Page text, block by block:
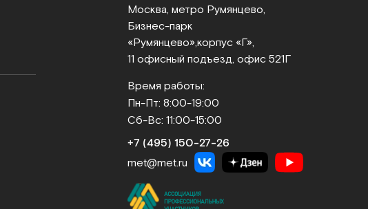
Москва, метро Румянцево,
Бизнес‑парк
«Румянцево», корпус «Г»,
11 офисный подъезд, офис 521Г
Время работы:
Пн-Пт: 8:00-19:00
Сб-Вс: 11:00-15:00
+7 (495) 150‑27‑26
met@met.ru